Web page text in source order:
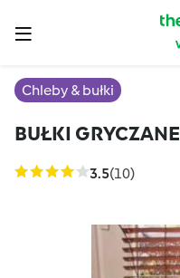
Chleby & bułki
BUŁKI GRYCZANE
3.5(10)